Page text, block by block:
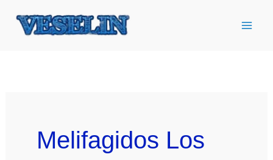
Melifagidos Los